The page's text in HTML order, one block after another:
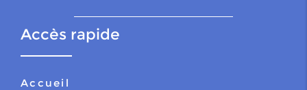
Accès rapide
Accueil